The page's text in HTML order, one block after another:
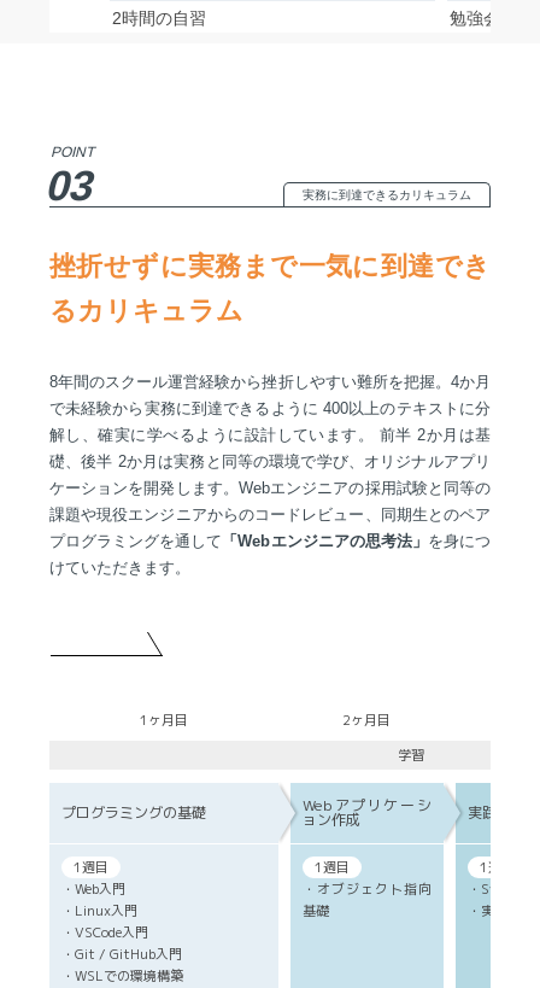
2時間の自習 勉強会等で
POINT
03 実務に到達できるカリキュラム
挫折せずに実務まで一気に到達でき
るカリキュラム
8年間のスクール運営経験から挫折しやすい難所を把握。4か月
で未経験から実務に到達できるように 400以上のテキストに分
解し、確実に学べるように設計しています。 前半 2か月は基
礎、後半 2か月は実務と同等の環境で学び、オリジナルアプリ
ケーションを開発します。Webエンジニアの採用試験と同等の
課題や現役エンジニアからのコードレビュー、同期生とのペア
プログラミングを通して 「Webエンジニアの思考法」 を身につ
けていただきます。
1ヶ月目 2ヶ月目
学習
プログラミングの基礎 Webアプリケーシ
ョン作成 実践スキ
1週目
・Web入門
・Linux入門
・VSCode入門
・Git / GitHub入門
・WSLでの環境構築
1週目
・オブジェクト指向
基礎
1週目
・
・実技研修